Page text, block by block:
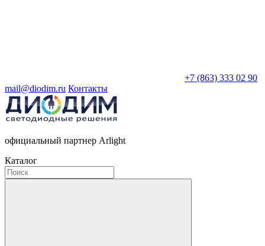
+7 (863) 333 02 90
mail@diodim.ru Контакты
официальный партнер Arlight
Каталог